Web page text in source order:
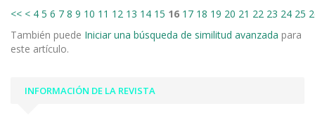
<< < 4 5 6 7 8 9 10 11 12 13 14 15 16 17 18 19 20 21 22 23 24 25
También puede Iniciar una búsqueda de similitud avanzada para
este artículo.
INFORMACIÓN DE LA REVISTA